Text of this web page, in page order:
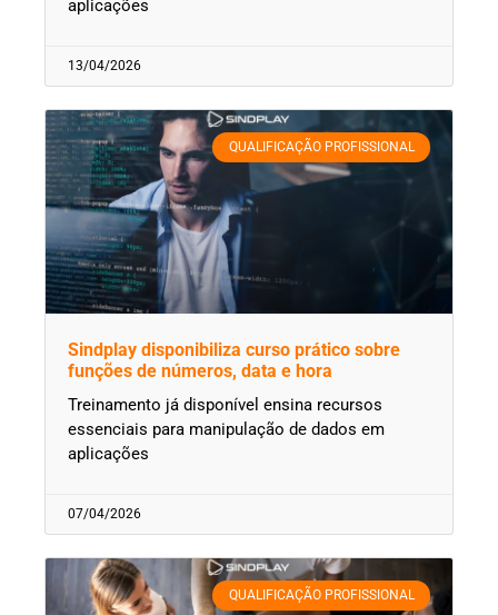
aplicações
13/04/2026
QUALIFICAÇÃO PROFISSIONAL
Sindplay disponibiliza curso prático sobre
funções de números, data e hora
Treinamento já disponível ensina recursos
essenciais para manipulação de dados em
aplicações
07/04/2026
QUALIFICAÇÃO PROFISSIONAL